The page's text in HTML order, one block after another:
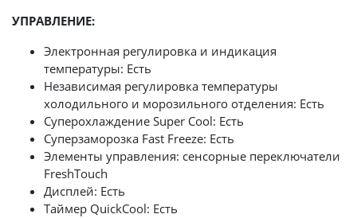
УПРАВЛЕНИЕ:
Электронная регулировка и индикация
температуры: Есть
Независимая регулировка температуры
холодильного и морозильного отделения: Есть
Суперохлаждение Super Сool: Есть
Суперзаморозка Fast Freeze: Есть
Элементы управления: сенсорные переключатели
FreshTouch
Дисплей: Есть
Таймер QuickCool: Есть